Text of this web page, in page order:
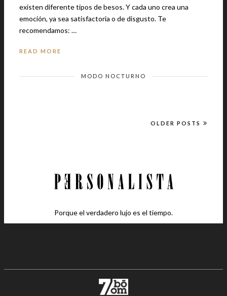
existen diferente tipos de besos. Y cada uno crea una
emoción, ya sea satisfactoria o de disgusto. Te
recomendamos: …
READ MORE
MODO NOCTURNO
OLDER POSTS
Porque el verdadero lujo es el tiempo.